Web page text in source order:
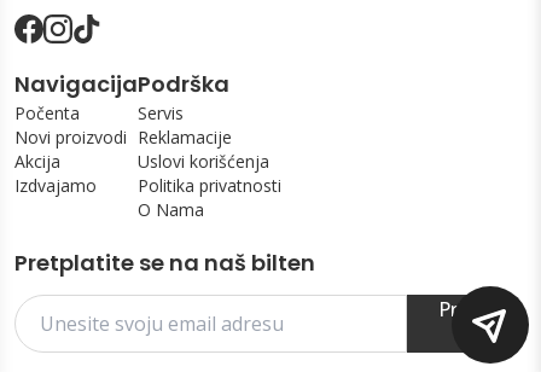
Navigacija
Počenta
Novi proizvodi
Akcija
Izdvajamo
Podrška
Servis
Reklamacije
Uslovi korišćenja
Politika privatnosti
O Nama
Pretplatite se na naš bilten
Prijavi